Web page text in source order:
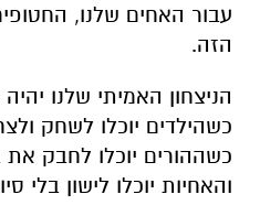
עבור האחים שלנו,
הזה.
הניצחון האמיתי שלנו
כשהילדים יוכלו לשחק
כשההורים יוכלו לחבק
והאחיות יוכלו לישון בלי